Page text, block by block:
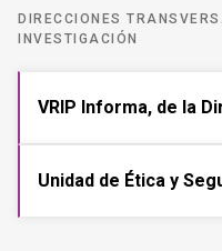
DIRECCIONES
INVESTIGACIÓN
VRIP Informa, de la
Unidad de Ética y